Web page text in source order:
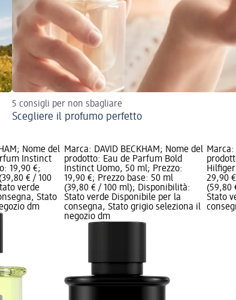
5 consigli per non sbagliare
Scegliere il profumo perfetto
Nome del
Instinct
19,90 €;
€ / 100
verde
Stato
dm
Marca: DAVID BECKHAM; Nome del
prodotto: Eau de Parfum Bold
Instinct Uomo, 50 ml; Prezzo:
19,90 €; Prezzo base: 50 ml
(39,80 € / 100 ml); Disponibilità:
Stato verde Disponibile per la
consegna, Stato grigio seleziona il
negozio dm
Marca:
29,90
(59,80
Stato